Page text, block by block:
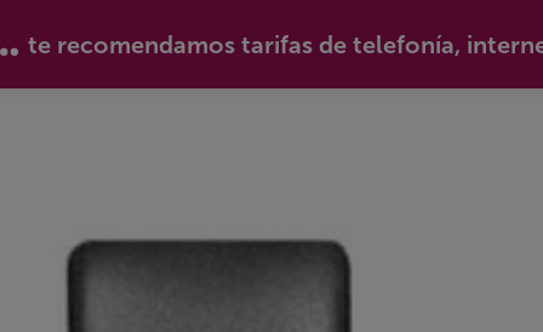
te recomendamos tarifas de telefonía,